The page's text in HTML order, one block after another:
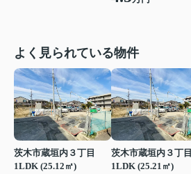
よく見られている物件
茨木市蔵垣内３丁目
1LDK (25.12㎡)
茨木市蔵垣内３丁目
1LDK (25.21㎡)